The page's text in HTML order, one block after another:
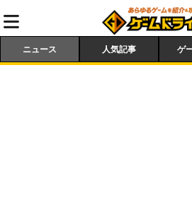
ニュース 人気記事 ゲ